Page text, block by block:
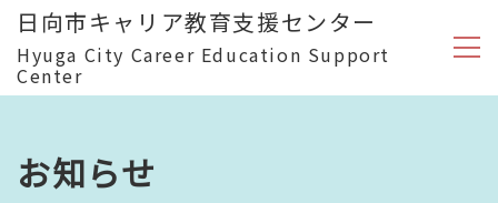
日向市キャリア教育支援センター
Hyuga City Career Education Support
Center
お知らせ